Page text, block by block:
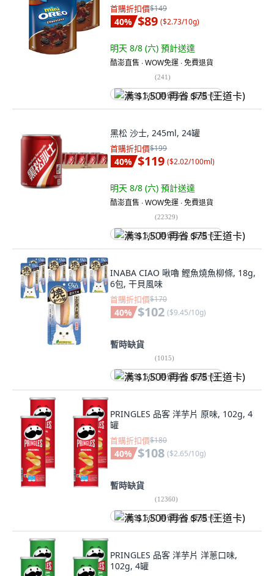
首購折扣價$149
40% $89 ($2.73/10g)
明天 8/8 (六) 預計送達
酷澎直售 ∙ WOW免運 ∙ 免費退貨
(241)
满 $1,500 再省 $75 (王道卡)
黑松 沙士, 245ml, 24罐
首購折扣價$199
40% $119 ($2.02/100ml)
明天 8/8 (六) 預計送達
酷澎直售 ∙ WOW免運 ∙ 免費退貨
(22329)
满 $1,500 再省 $75 (王道卡)
INABA CIAO 啾嚕 鰹魚燒魚柳條, 18g,
6包, 干貝風味
首購折扣價$170
40% $102 ($9.45/10g)
暫時缺貨
(1015)
满 $1,500 再省 $75 (王道卡)
PRINGLES 品客 洋芋片 原味, 102g, 4
罐
首購折扣價$180
40% $108 ($2.65/10g)
暫時缺貨
(12360)
满 $1,500 再省 $75 (王道卡)
PRINGLES 品客 洋芋片 洋蔥口味,
102g, 4罐